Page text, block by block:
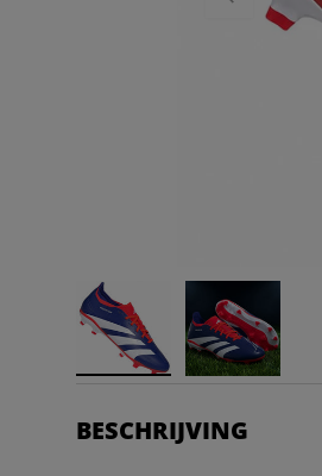
BESCHRIJVING